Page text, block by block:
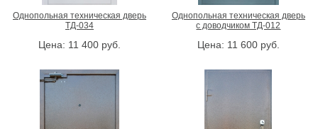
Однопольная техническая дверь
ТД-034
Цена: 11 400руб.
Однопольная техническая дверь
с доводчиком ТД-012
Цена: 11 600руб.